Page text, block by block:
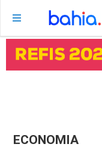
ECONOMIA